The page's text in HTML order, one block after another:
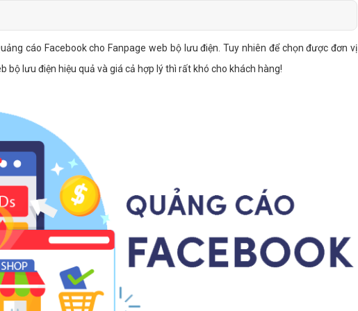
Bảng giá quảng cáo Banner
Bảng giá quản trị Website
cáo Facebook cho Fanpage web bộ lưu điện. Tuy nhiên để chọn được đơn vị
bộ lưu điện hiệu quả và giá cả hợp lý thì rất khó cho khách hàng!